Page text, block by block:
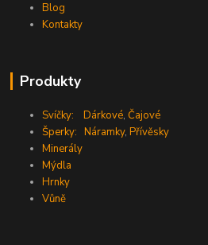
Blog
Kontakty
Produkty
Svíčky: Dárkové,Čajové
Šperky: Náramky,Přívěsky
Minerály
Mýdla
Hrnky
Vůně